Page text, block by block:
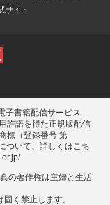
サイト
子書籍配信サービス
許諾を得た正規版配信
標（登録番号 第
ついて、詳しくはこち
の著作権は主婦と⽣活
く禁⽌します。